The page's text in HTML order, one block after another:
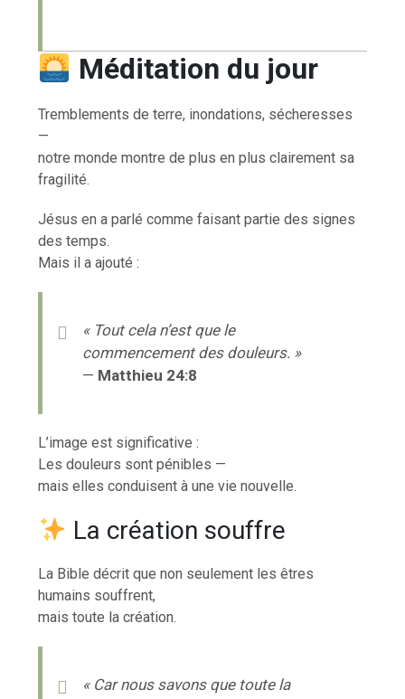
Méditation du jour
Tremblements de terre, inondations, sécheresses
—
notre monde montre de plus en plus clairement sa
fragilité.
Jésus en a parlé comme faisant partie des signes
des temps.
Mais il a ajouté :
« Tout cela n’est que le
commencement des douleurs. »
— Matthieu 24:8
L’image est significative :
Les douleurs sont pénibles —
mais elles conduisent à une vie nouvelle.
La création souffre
La Bible décrit que non seulement les êtres
humains souffrent,
mais toute la création.
« Car nous savons que toute la